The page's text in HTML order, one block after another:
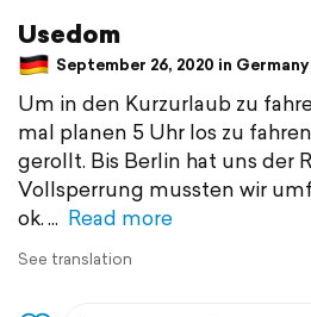
Usedom
September 26, 2020 in Germany
Um in den Kurzurlaub zu
mal planen 5 Uhr los zu
gerollt. Bis Berlin hat uns der
Vollsperrung mussten wir
ok.
Read more
See translation